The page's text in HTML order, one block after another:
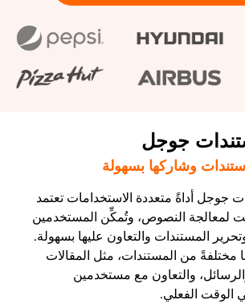
جوجل
وشاركها بسهولة
جوجل أداةً متعددة الاستخدامات تعتمد
لمعالجة النصوص، وتُمكِّن المستخدمين
المستندات والتعاون عليها بسهولة.
مختلفةً من المستندات، مثل المقالات
والتعاون مع مستخدمين
الوقت الفعلي.